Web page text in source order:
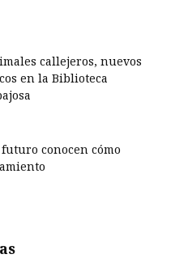
callejeros, nuevos
en la Biblioteca
conocen cómo